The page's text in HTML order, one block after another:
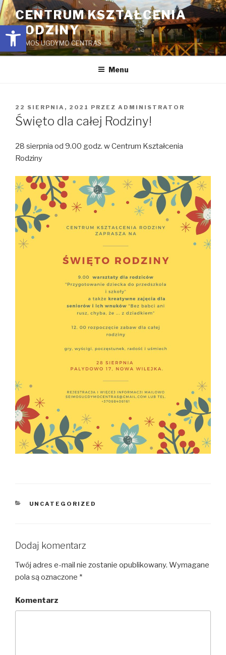
Open toolbar
Przejdź
do
treści
CENTRUM KSZTAŁCENIA
RODZINY
ŠEIMOS UGDYMO CENTRAS
Menu
OPUBLIKOWANE
W
22 SIERPNIA, 2021 PRZEZ ADMINISTRATOR
Święto dla całej Rodziny!
28 sierpnia od 9.00 godz. w Centrum Kształcenia
Rodziny
KATEGORIE
UNCATEGORIZED
Dodaj komentarz
Twój adres e-mail nie zostanie opublikowany. Wymagane
pola są oznaczone *
Komentarz